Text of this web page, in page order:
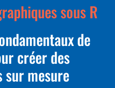
sous R
de
créer des
sur mesure